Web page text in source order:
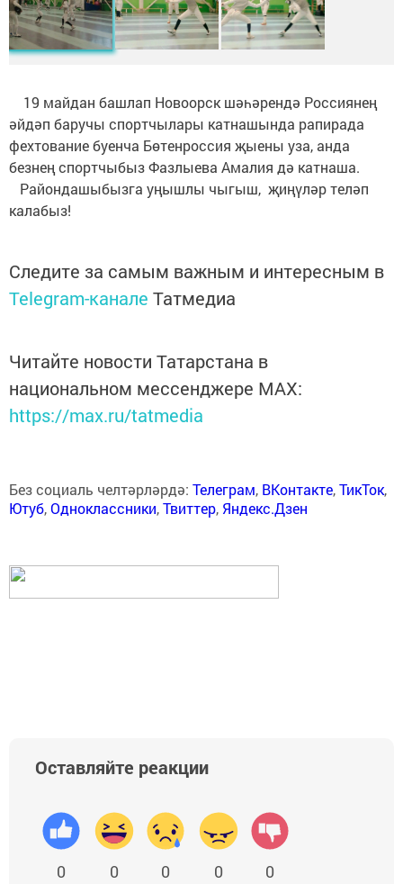
19 майдан башлап Новоорск шәһәрендә Россиянең
әйдәп баручы спортчылары катнашында рапирада
фехтование буенча Бөтенроссия җыены уза, анда
безнең спортчыбыз Фазлыева Амалия дә катнаша.
Райондашыбызга уңышлы чыгыш, җиңүләр теләп
калабыз!
Следите за самым важным и интересным в
Telegram-канале Татмедиа
Читайте новости Татарстана в
национальном мессенджере MАХ:
https://max.ru/tatmedia
Без социаль челтәрләрдә: Телеграм, ВКонтакте,ТикТок,
Ютуб,Одноклассники,Твиттер, Яндекс.Дзен
Оставляйте реакции
0 0 0 0 0